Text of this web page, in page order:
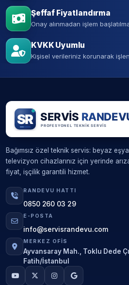
Şeffaf Fiyatlandırma
Onay alınmadan işlem
KVKK Uyumlu
Kişisel verileriniz korunarak
Bağımsız özel teknik servis: beyaz
televizyon cihazlarınız için yerinde
fiyat, işçilik garantili hizmet.
RANDEVU HATTI
0850 260 03 29
E-POSTA
info@servisrandevu.com
MERKEZ OFIS
Ayvansaray Mah., Toklu Dede
Fatih/İstanbul